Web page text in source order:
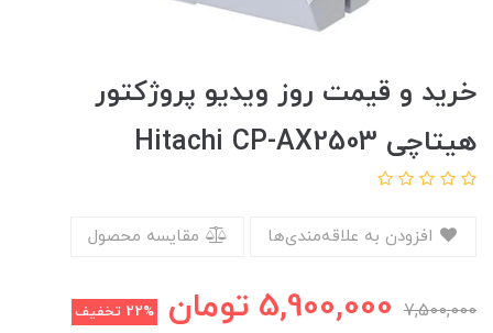
خرید و قیمت روز ویدیو پروژکتور
هیتاچی Hitachi CP-AX2503
مقایسه محصول
7,500,000
5,900,000 تومان 22% تخفیف